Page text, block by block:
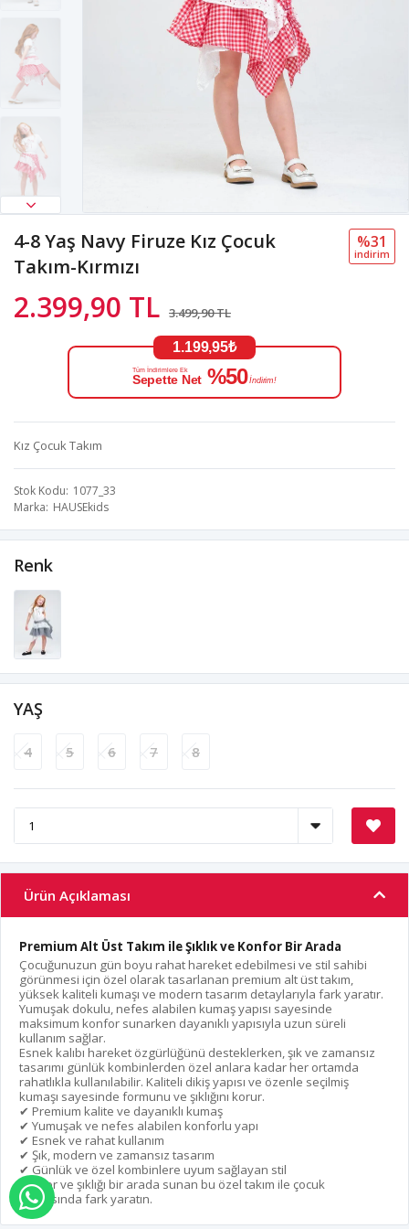
4-8 Yaş Navy Firuze Kız Çocuk
Takım-Kırmızı
2.399,90 TL 3.499,90 TL
%31
i̇ndi̇ri̇m
1.199,95₺
Tüm İndirimlere Ek
Sepette Net %50 İndirim!
Kız Çocuk Takım
Stok Kodu 1077_33
Marka HAUSEkids
Renk
YAŞ
4 5 6 7 8
Ürün Açıklaması
Premium Alt Üst Takım ile Şıklık ve Konfor Bir Arada
Çocuğunuzun gün boyu rahat hareket edebilmesi ve stil sahibi
görünmesi için özel olarak tasarlanan premium alt üst takım,
yüksek kaliteli kumaşı ve modern tasarım detaylarıyla fark yaratır.
Yumuşak dokulu, nefes alabilen kumaş yapısı sayesinde
maksimum konfor sunarken dayanıklı yapısıyla uzun süreli
kullanım sağlar.
Esnek kalıbı hareket özgürlüğünü desteklerken, şık ve zamansız
tasarımı günlük kombinlerden özel anlara kadar her ortamda
rahatlıkla kullanılabilir. Kaliteli dikiş yapısı ve özenle seçilmiş
kumaşı sayesinde formunu ve şıklığını korur.
✔ Premium kalite ve dayanıklı kumaş
✔ Yumuşak ve nefes alabilen konforlu yapı
✔ Esnek ve rahat kullanım
✔ Şık, modern ve zamansız tasarım
✔ Günlük ve özel kombinlere uyum sağlayan stil
Konfor ve şıklığı bir arada sunan bu özel takım ile çocuk
modasında fark yaratın.
WHATSAPP İLE SİPARİŞ VER